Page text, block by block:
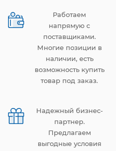
Работаем
напрямую с
поставщиками.
Многие позиции в
наличии, есть
возможность купить
товар под заказ.
Надежный бизнес-
партнер.
Предлагаем
выгодные условия